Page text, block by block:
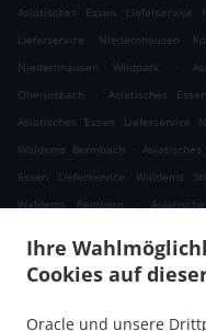
Ihre
Cookies auf
Oracle und unsere
Asiatisches Essen Lieferservice
Lieferservice Niedernhausen
Niedernhausen Wildpark
.
Oberjosbach
. Asiatisches
Asiatisches Essen Lieferservice
Waldems Bermbach
.
Essen Lieferservice Waldems
Waldems Reinborn
.
Taunusstein Eschenhahn
.
Asiatisches Essen Lieferservice